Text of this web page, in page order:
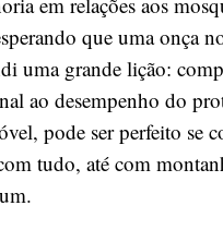
que uma onça
uma grande lição:
ao desempenho do
pode ser perfeito se
tudo, até com